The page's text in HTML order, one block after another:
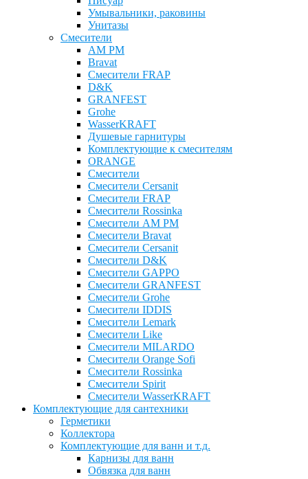
Умывальники, раковины
Унитазы
Смесители
AM PM
Bravat
Cмесители FRAP
D&K
GRANFEST
Grohe
WasserKRAFT
Душевые гарнитуры
Комплектующие к смесителям
ОRANGE
Смесители
Смесители Cersanit
Смесители FRAP
Смесители Rossinka
Смесители AM PM
Смесители Bravat
Смесители Cersanit
Смесители D&K
Смесители GAPPO
Смесители GRANFEST
Смесители Grohe
Смесители IDDIS
Смесители Lemark
Смесители Like
Смесители MILARDO
Смесители Orange Sofi
Смесители Rossinka
Смесители Spirit
Смесители WasserKRAFT
Комплектующие для сантехники
Герметики
Коллектора
Комплектующие для ванн и т.д.
Карнизы для ванн
Обвязка для ванн